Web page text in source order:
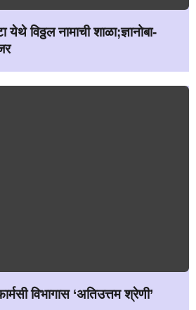
विठ्ठल नामाची शाळा;ज्ञानोबा-
विभागास ‘अतिउत्तम श्रेणी’